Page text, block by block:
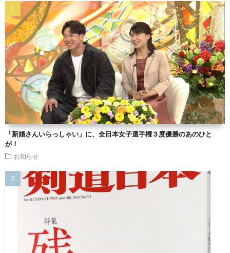
「新婚さんいらっしゃい」に、全日本女子選手権３度優勝のあのひと
が！
お知らせ